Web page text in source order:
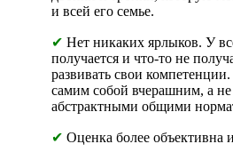
и всей его семье.
✔ Нет никаких ярлыков. У
получается и что-то не
развивать свои
самим собой вчерашним, а
абстрактными общими
✔ Оценка более объективна